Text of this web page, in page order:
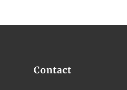
Contact